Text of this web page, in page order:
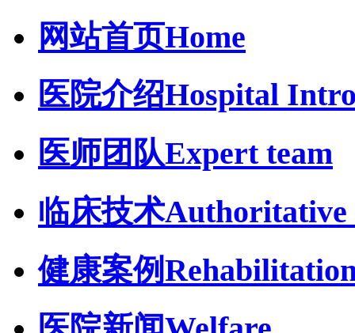
网站首页Home
医院介绍Hospital
医师团队Expert team
临床技术Authoritative
健康案例